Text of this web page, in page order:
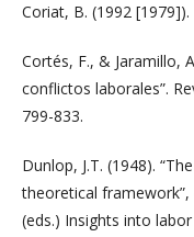
Coriat, B. (1992
Cortés, F., & Jaramillo,
conflictos laborales”.
799-833.
Dunlop, J.T. (1948).
theoretical framework”,
(eds.) Insights into